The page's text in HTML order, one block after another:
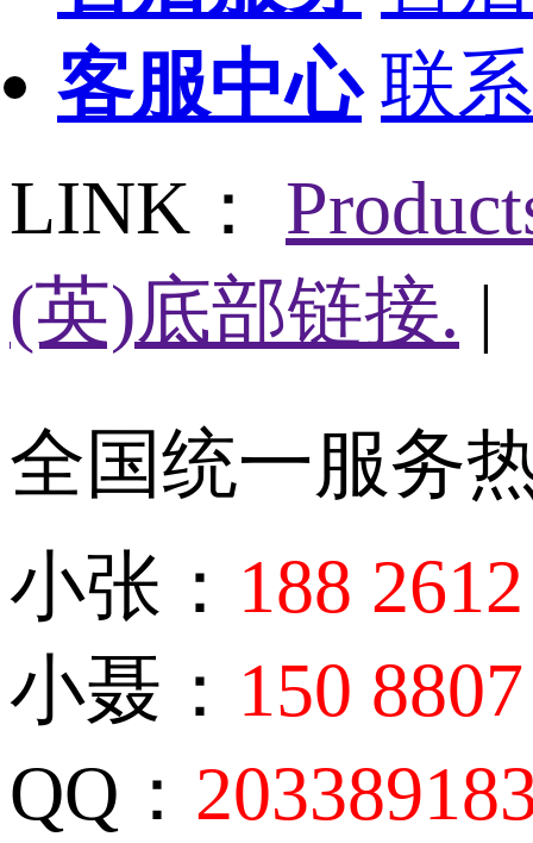
客服中心 联
LINK：
(英)底部链接. |
全国统一服务
小张： 188
小聂： 150
QQ：